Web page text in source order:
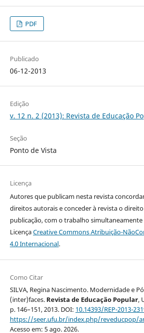
PDF
Publicado
06-12-2013
Edição
v. 12 n. 2 (2013): Revista de Educação
Seção
Ponto de Vista
Licença
Autores que publicam nesta revista
direitos autorais e conceder à revista o
publicação, com o trabalho simultaneamente
LicençaCreative Commons Atribuição-
4.0 Internacional.
Como Citar
SILVA, Regina Nascimento. Modernidade e
(inter)faces. Revista de Educação Popular,
p. 146–151, 2013. DOI: 10.14393/REP-2013-
https://seer.ufu.br/index.php/reveducpop/
Acesso em: 5 ago. 2026.